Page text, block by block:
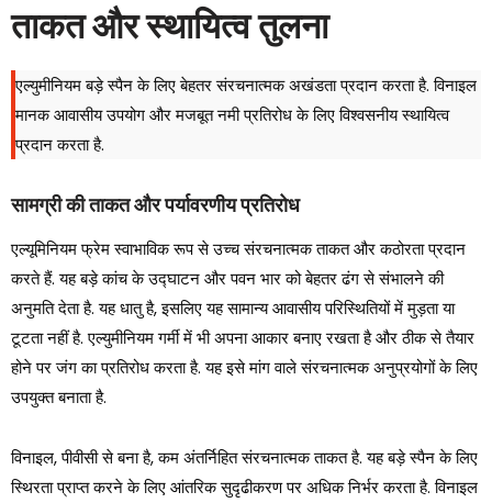
ताकत और स्थायित्व तुलना
एल्युमीनियम बड़े स्पैन के लिए बेहतर संरचनात्मक अखंडता प्रदान करता है. विनाइल
मानक आवासीय उपयोग और मजबूत नमी प्रतिरोध के लिए विश्वसनीय स्थायित्व
प्रदान करता है.
सामग्री की ताकत और पर्यावरणीय प्रतिरोध
एल्यूमिनियम फ्रेम स्वाभाविक रूप से उच्च संरचनात्मक ताकत और कठोरता प्रदान
करते हैं. यह बड़े कांच के उद्घाटन और पवन भार को बेहतर ढंग से संभालने की
अनुमति देता है. यह धातु है, इसलिए यह सामान्य आवासीय परिस्थितियों में मुड़ता या
टूटता नहीं है. एल्युमीनियम गर्मी में भी अपना आकार बनाए रखता है और ठीक से तैयार
होने पर जंग का प्रतिरोध करता है. यह इसे मांग वाले संरचनात्मक अनुप्रयोगों के लिए
उपयुक्त बनाता है.
विनाइल, पीवीसी से बना है, कम अंतर्निहित संरचनात्मक ताकत है. यह बड़े स्पैन के लिए
स्थिरता प्राप्त करने के लिए आंतरिक सुदृढीकरण पर अधिक निर्भर करता है. विनाइल